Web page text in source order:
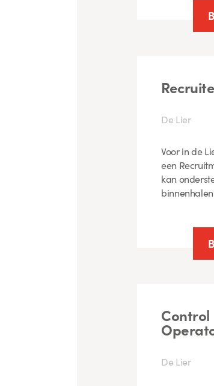
De Lier
Voor in de
een
kan
Control
De Lier